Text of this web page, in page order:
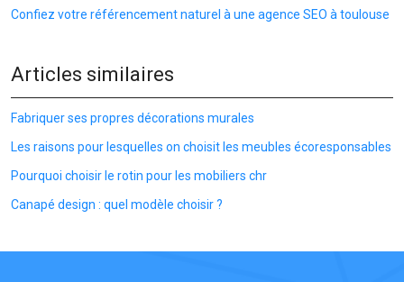
Confiez votre référencement naturel à une agence SEO à toulouse
Articles similaires
Fabriquer ses propres décorations murales
Les raisons pour lesquelles on choisit les meubles écoresponsables
Pourquoi choisir le rotin pour les mobiliers chr
Canapé design : quel modèle choisir ?